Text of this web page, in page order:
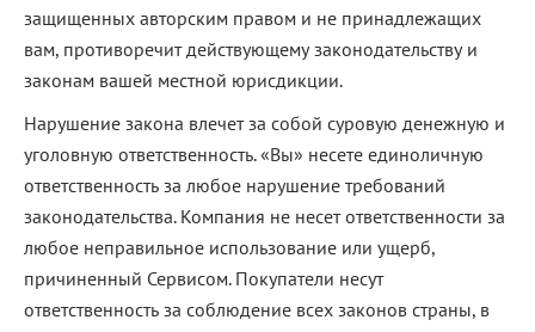
защищенных авторским правом и не принадлежащих
вам, противоречит действующему законодательству и
законам вашей местной юрисдикции.
Нарушение закона влечет за собой суровую денежную и
уголовную ответственность. «Вы» несете единоличную
ответственность за любое нарушение требований
законодательства. Компания не несет ответственности за
любое неправильное использование или ущерб,
причиненный Сервисом. Покупатели несут
ответственность за соблюдение всех законов страны, в